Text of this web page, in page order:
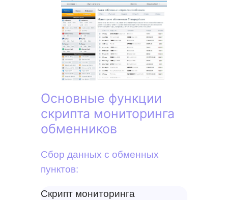
Основные функции
скрипта мониторинга
обменников
Сбор данных с обменных
пунктов:
Скрипт мониторинга